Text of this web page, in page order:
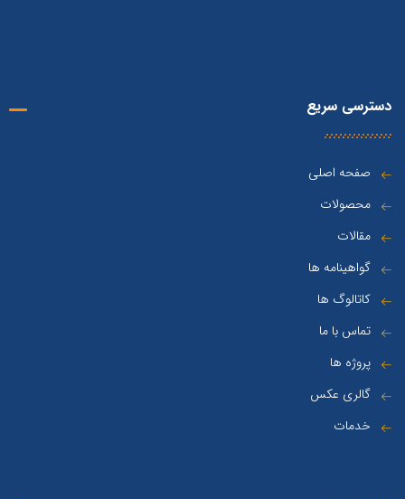
دسترسی سریع
صفحه اصلی
محصولات
مقالات
گواهینامه ها
کاتالوگ ها
تماس با ما
پروژه ها
گالری عکس
خدمات